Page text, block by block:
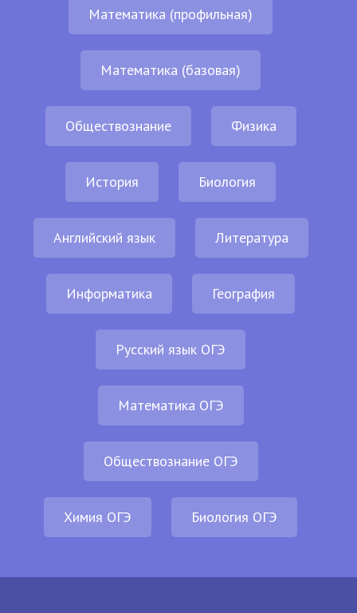
Математика (профильная)
Математика (базовая)
Обществознание Физика
История Биология
Английский язык Литература
Информатика География
Русский язык ОГЭ
Математика ОГЭ
Обществознание ОГЭ
Химия ОГЭ Биология ОГЭ